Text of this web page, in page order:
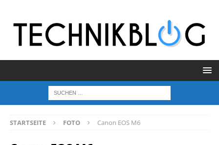
STARTSEITE FOTO Canon EOS M6